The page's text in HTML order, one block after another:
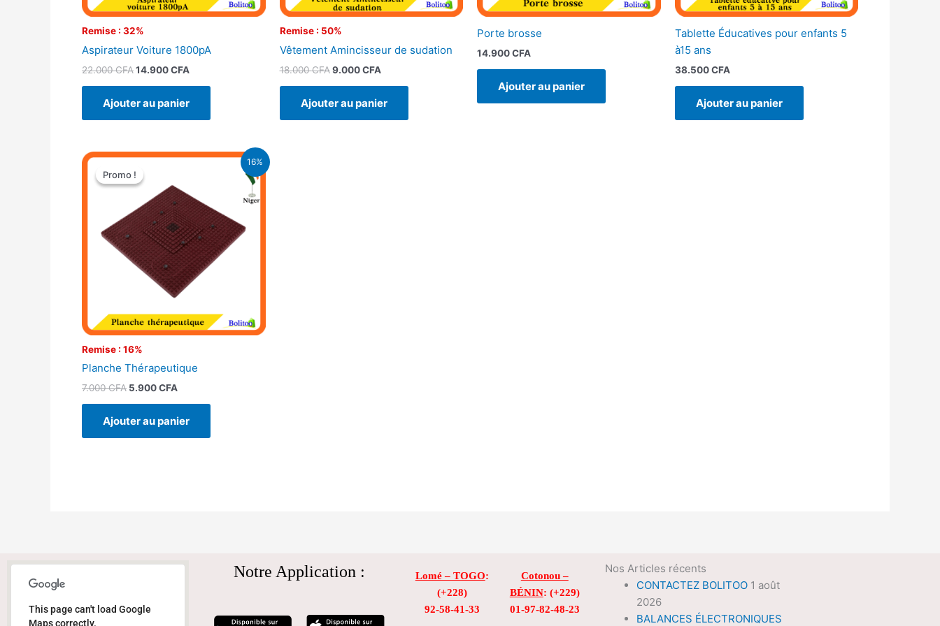
Remise : 32%
Aspirateur Voiture 1800pA
22.000CFA14.900CFA
Ajouter au panier
Remise : 50%
Vêtement Amincisseur de sudation
18.000CFA 9.000CFA
Ajouter au panier
Porte brosse
14.900CFA
Ajouter au panier
Tablette Éducatives pour enfants 5
à15 ans
38.500CFA
Ajouter au panier
16%
Promo !
Remise : 16%
Promo !
Planche Thérapeutique
7.000CFA
Le
initial
7.000 CFA.
5.900CFA
Le
est :
5.900 CFA.
Ajouter au panier
This page can't load Google
Maps correctly.
Notre Application : Lomé – TOGO:
(+228)
92-58-41-33
Cotonou –
BÉNIN: (+229)
01-97-82-48-23
Nos Articles récents
CONTACTEZ BOLITOO 1 août
2026
BALANCES ÉLECTRONIQUES